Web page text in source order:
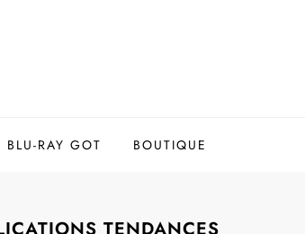
BLU-RAY GOT BOUTIQUE